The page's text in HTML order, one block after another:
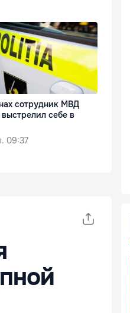
сотрудник МВД
себе в
09:37